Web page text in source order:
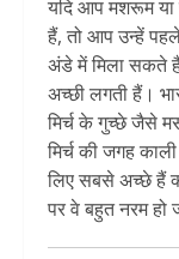
यदि आप मशरूम या
हैं, तो आप उन्हें
अंडे में मिला सकते
अच्छी लगती हैं।
मिर्च के गुच्छे जैसे
मिर्च की जगह
लिए सबसे अच्छे हैं
पर वे बहुत नरम हो